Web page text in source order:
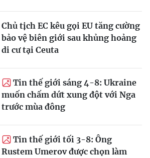
Chủ tịch EC kêu gọi EU tăng cường
bảo vệ biên giới sau khủng hoảng
di cư tại Ceuta
Tin thế giới sáng 4-8: Ukraine
muốn chấm dứt xung đột với Nga
trước mùa đông
Tin thế giới tối 3-8: Ông
Rustem Umerov được chọn làm